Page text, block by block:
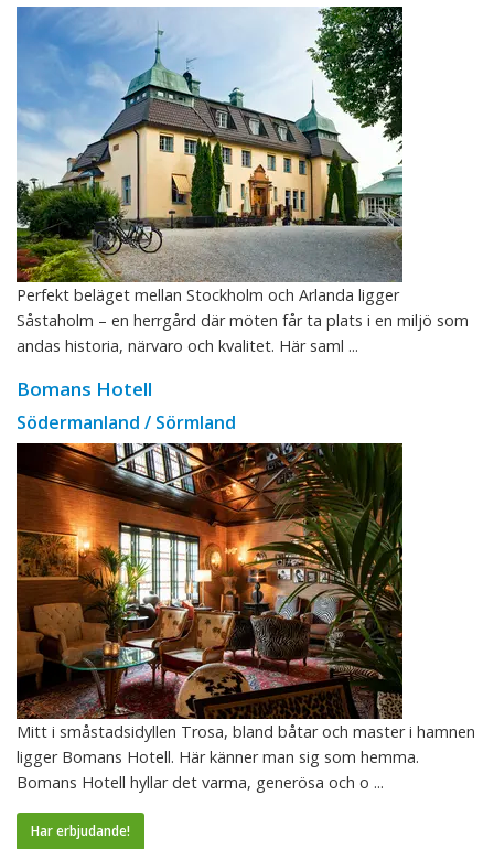
Perfekt beläget mellan Stockholm och Arlanda ligger
Såstaholm – en herrgård där möten får ta plats i en miljö som
andas historia, närvaro och kvalitet. Här saml ...
Bomans Hotell
Södermanland / Sörmland
Mitt i småstadsidyllen Trosa, bland båtar och master i hamnen
ligger Bomans Hotell. Här känner man sig som hemma.
Bomans Hotell hyllar det varma, generösa och o ...
Har erbjudande!